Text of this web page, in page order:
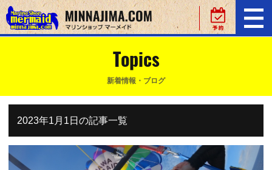
Topics
新着情報・ブログ
2023年1月1日の記事一覧